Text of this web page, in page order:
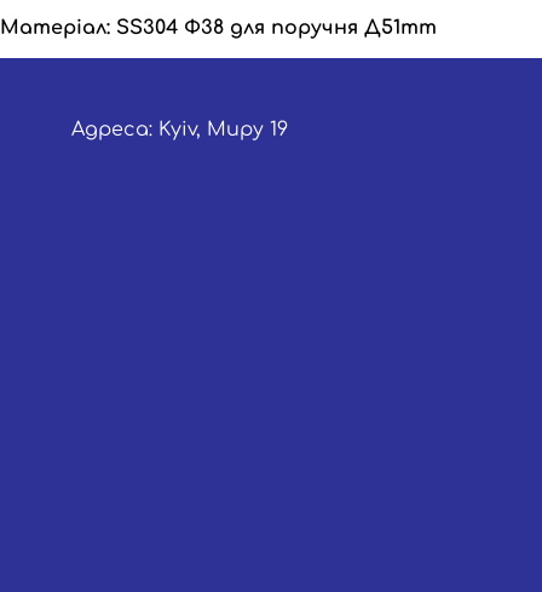
для
Матеріал: SS304 Ф38 для поручня Д51mm
Адреса: Kyiv, Миру 19